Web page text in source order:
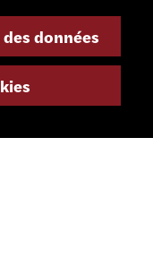
SA
données